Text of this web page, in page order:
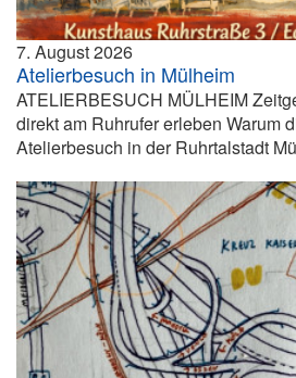
7. August 2026
Atelierbesuch in Mülheim
ATELIERBESUCH MÜLHEIM
direkt am Ruhrufer erleben Warum
Atelierbesuch in der Ruhrtalstadt